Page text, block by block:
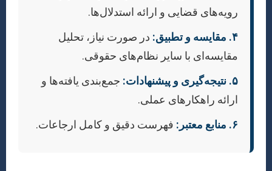
رویه‌های قضایی و ارائه استدلال‌ها.
۴. مقایسه و تطبیق:
در صورت نیاز، تحلیل
مقایسه‌ای با سایر نظام‌های حقوقی.
۵. نتیجه‌گیری و پیشنهادات:
جمع‌بندی یافته‌ها و
ارائه راهکارهای عملی.
۶. منابع معتبر: فهرست دقیق و کامل ارجاعات.